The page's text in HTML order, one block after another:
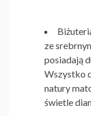
ze
posiadają
Wszystko
natury
świetle